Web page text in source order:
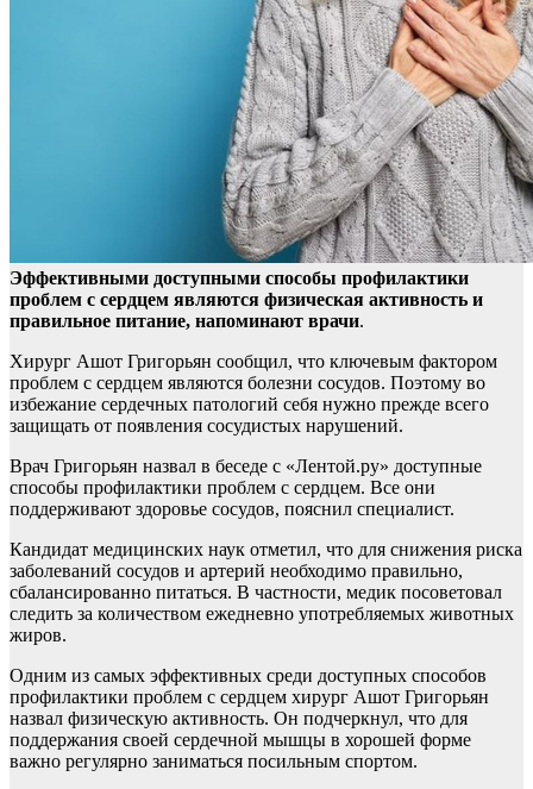
Эффективными доступными способы профилактики
проблем с сердцем являются физическая активность и
правильное питание, напоминают врачи.
Хирург Ашот Григорьян сообщил, что ключевым фактором
проблем с сердцем являются болезни сосудов. Поэтому во
избежание сердечных патологий себя нужно прежде всего
защищать от появления сосудистых нарушений.
Врач Григорьян назвал в беседе с «Лентой.ру» доступные
способы профилактики проблем с сердцем. Все они
поддерживают здоровье сосудов, пояснил специалист.
Кандидат медицинских наук отметил, что для снижения риска
заболеваний сосудов и артерий необходимо правильно,
сбалансированно питаться. В частности, медик посоветовал
следить за количеством ежедневно употребляемых животных
жиров.
Одним из самых эффективных среди доступных способов
профилактики проблем с сердцем хирург Ашот Григорьян
назвал физическую активность. Он подчеркнул, что для
поддержания своей сердечной мышцы в хорошей форме
важно регулярно заниматься посильным спортом.